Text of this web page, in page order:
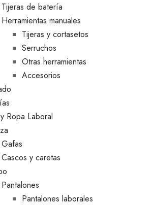
Tijeras de batería
Herramientas manuales
Tijeras y cortasetos
Serruchos
Otras herramientas
Accesorios
Ropa Laboral
Gafas
Cascos y caretas
Pantalones
Pantalones laborales